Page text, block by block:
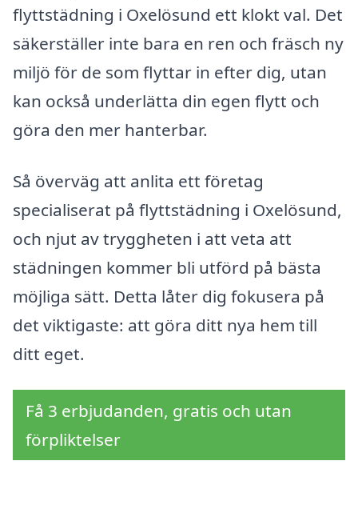
flyttstädning i Oxelösund ett klokt val. Det
säkerställer inte bara en ren och fräsch ny
miljö för de som flyttar in efter dig, utan
kan också underlätta din egen flytt och
göra den mer hanterbar.
Så överväg att anlita ett företag
specialiserat på flyttstädning i Oxelösund,
och njut av tryggheten i att veta att
städningen kommer bli utförd på bästa
möjliga sätt. Detta låter dig fokusera på
det viktigaste: att göra ditt nya hem till
ditt eget.
Få 3 erbjudanden, gratis och utan
förpliktelser